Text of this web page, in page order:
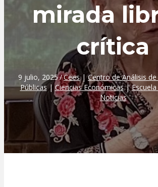
mirada
crítica
9 julio, 2025/Cees|Centro de Análisis
Públicas| Ciencias Económicas|
Noticias